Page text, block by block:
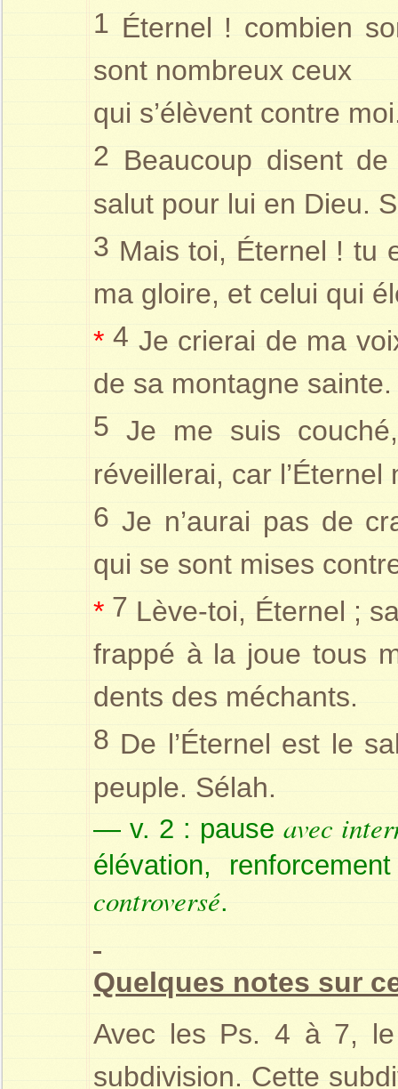
1 Éternel ! combien
sont nombreux ceux
qui s’élèvent contre
2 Beaucoup disent
salut pour lui en Dieu.
3 Mais toi, Éternel ! tu
ma gloire, et celui qui
*4 Je crierai de ma
de sa montagne
5 Je me suis
réveillerai, car l’Éternel
6 Je n’aurai pas de
qui se sont mises
* 7 Lève-toi, Éternel ;
frappé à la joue tous
dents des méchants.
8 De l’Éternel est le
peuple. Sélah.
— v. 2 : pause avec
élévation,
controversé.
Quelques notes sur
Avec les Ps. 4 à 7,
subdivision. Cette